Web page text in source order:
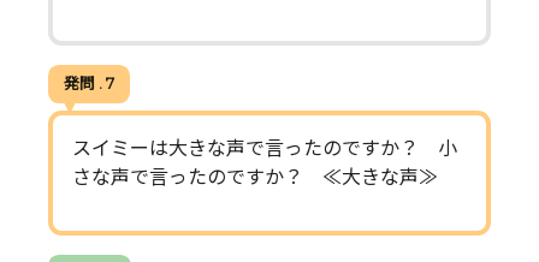
発問 . 7
スイミーは大きな声で言ったのですか？ 小
さな声で言ったのですか？ ≪大きな声≫